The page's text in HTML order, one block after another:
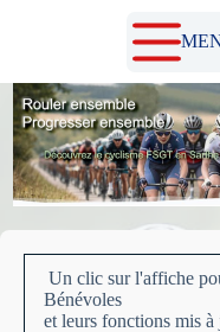
Un clic sur l'affiche
Bénévoles
et leurs fonctions mis